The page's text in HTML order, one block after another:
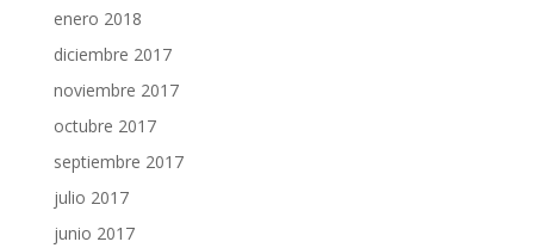
enero 2018
diciembre 2017
noviembre 2017
octubre 2017
septiembre 2017
julio 2017
junio 2017